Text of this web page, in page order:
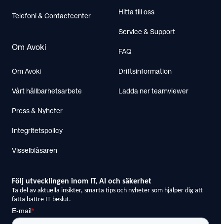
Telefoni & Contactcenter
Om Avoki
Om Avoki
Vårt hållbarhetsarbete
Press & Nyheter
Integritetspolicy
Visselblåsaren
Hitta till oss
Service & Support
FAQ
Driftsinformation
Ladda ner teamviewer